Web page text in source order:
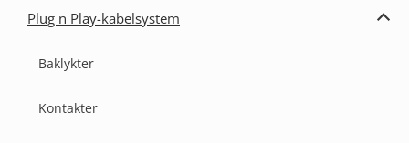
Plug n Play-kabelsystem
Utvid
Baklykter
Kontakter